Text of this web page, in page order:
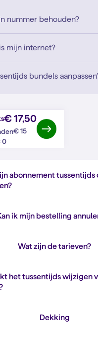
nummer behouden?
mijn internet?
bundels
€ 17,50
€ 15
0
abonnement tussentijds
ik mijn bestelling
Wat zijn de tarieven?
het tussentijds wijzigen
Dekking